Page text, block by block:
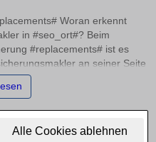
Alle Cookies ablehnen
Woran erkennt
in #seo_ort#? Beim
#replacements# ist es
an seiner Seite
einen Experten, der wirklich
In diesem Artikel
Empfehlung für Ihre
#replacements#